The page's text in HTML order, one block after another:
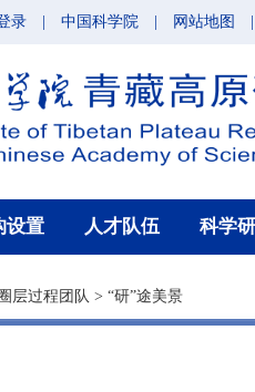
录 中国科学院 网站地图
设置 人才队伍 科学
层过程团队 > “研”途美景